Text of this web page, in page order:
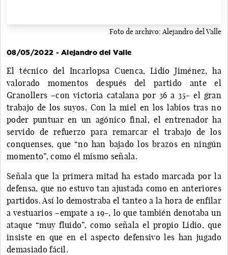
Foto de archivo: Alejandro del Valle
08/05/2022 - Alejandro del Valle
El técnico del Incarlopsa Cuenca, Lidio Jiménez, ha
valorado momentos después del partido ante el
Granollers –con victoria catalana por 36 a 35- el gran
trabajo de los suyos. Con la miel en los labios tras no
poder puntuar en un agónico final, el entrenador ha
servido de refuerzo para remarcar el trabajo de los
conquenses, que “no han bajado los brazos en ningún
momento”, como él mismo señala.
Señala que la primera mitad ha estado marcada por la
defensa, que no estuvo tan ajustada como en anteriores
partidos. Así lo demostraba el tanteo a la hora de enfilar
a vestuarios –empate a 19-, lo que también denotaba un
ataque “muy fluido”, como señala el propio Lidio, que
insiste en que en el aspecto defensivo les han jugado
demasiado fácil.